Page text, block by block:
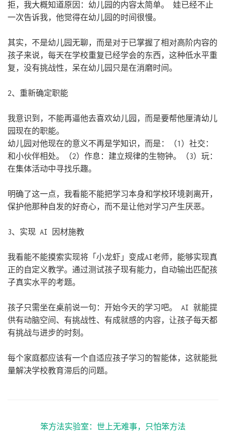
拒，我大概知道原因：幼儿园的内容太简单。 娃已经不止
一次告诉我，他觉得在幼儿园的时间很慢。
其实，不是幼儿园无聊，而是对于已掌握了相对高阶内容的
孩子来说，每天在学校重复已经学会的东西，这种低水平重
复，没有挑战性，呆在幼儿园只是在消磨时间。
2、重新确定职能
我意识到，不能再逼他去喜欢幼儿园，而是要帮他厘清幼儿
园现在的职能。
幼儿园对他现在的意义不再是学知识，而是：（1）社交：
和小伙伴相处。（2）作息：建立规律的生物钟。（3）玩：
在集体活动中寻找乐趣。
明确了这一点，我看能不能把学习本身和学校环境剥离开，
保护他那种自发的好奇心，而不是让他对学习产生厌恶。
3、实现 AI 因材施教
我看能不能摸索实现将「小龙虾」变成AI老师，能够实现真
正的自定义教学。通过测试孩子现有能力，自动输出匹配孩
子真实水平的考题。
孩子只需坐在桌前说一句：开始今天的学习吧。 AI 就能提
供有动脑空间、有挑战性、有成就感的内容，让孩子每天都
有挑战与进步的时刻。
每个家庭都应该有一个自适应孩子学习的智能体，这就能批
量解决学校教育滞后的问题。
笨方法实验室：世上无难事，只怕笨方法